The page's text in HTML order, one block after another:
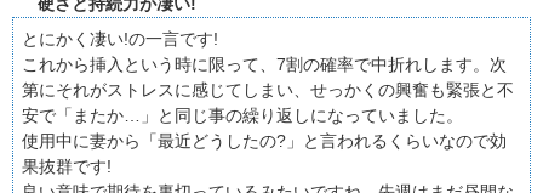
とにかく凄い!の一言です!
これから挿入という時に限って、7割の確率で中折れします。次
第にそれがストレスに感じてしまい、せっかくの興奮も緊張と不
安で「またか…」と同じ事の繰り返しになっていました。
使用中に妻から「最近どうしたの?」と言われるくらいなので効
果抜群です!